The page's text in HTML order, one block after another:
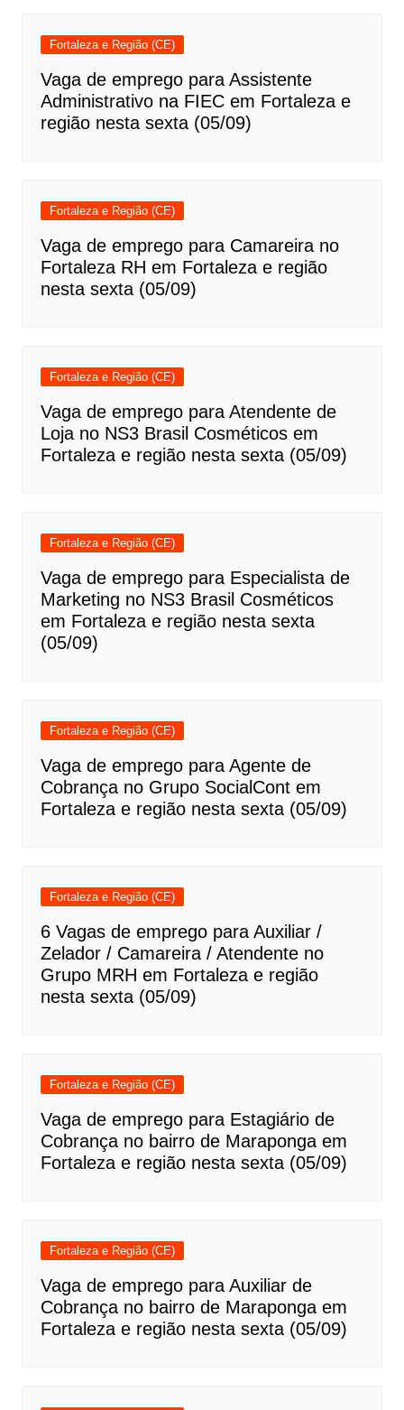
Fortaleza e Região (CE)
Vaga de emprego para Assistente
Administrativo na FIEC em Fortaleza e
região nesta sexta (05/09)
Fortaleza e Região (CE)
Vaga de emprego para Camareira no
Fortaleza RH em Fortaleza e região
nesta sexta (05/09)
Fortaleza e Região (CE)
Vaga de emprego para Atendente de
Loja no NS3 Brasil Cosméticos em
Fortaleza e região nesta sexta (05/09)
Fortaleza e Região (CE)
Vaga de emprego para Especialista de
Marketing no NS3 Brasil Cosméticos
em Fortaleza e região nesta sexta
(05/09)
Fortaleza e Região (CE)
Vaga de emprego para Agente de
Cobrança no Grupo SocialCont em
Fortaleza e região nesta sexta (05/09)
Fortaleza e Região (CE)
6 Vagas de emprego para Auxiliar /
Zelador / Camareira / Atendente no
Grupo MRH em Fortaleza e região
nesta sexta (05/09)
Fortaleza e Região (CE)
Vaga de emprego para Estagiário de
Cobrança no bairro de Maraponga em
Fortaleza e região nesta sexta (05/09)
Fortaleza e Região (CE)
Vaga de emprego para Auxiliar de
Cobrança no bairro de Maraponga em
Fortaleza e região nesta sexta (05/09)